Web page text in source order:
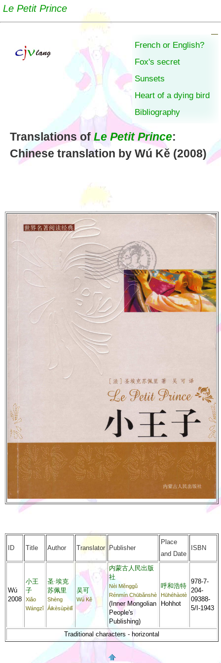
Le Petit Prince
French or English?
Fox's secret
Sunsets
Heart of a dying bird
Bibliography
Translations of Le Petit Prince:
Chinese translation by Wú Kě (2008)
ID Title Author Translator Publisher
Place
and Date
ISBN
Wú
2008
小王
子
Xiǎo
Wángzǐ
圣·埃克
苏佩里
Shèng
Áikèsùpèilǐ
吴可
Wú Kě
内蒙古人民出版
社
Nèi Měnggǔ
Rénmín Chūbǎnshè
(Inner Mongolian
People's
Publishing)
呼和浩特
Hūhéhàotè
Hohhot
978-7-
204-
09388-
5/I-1943
Traditional characters - horizontal